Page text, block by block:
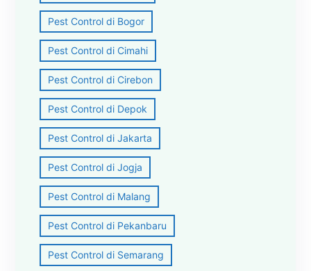
Pest Control di Bogor
Pest Control di Cimahi
Pest Control di Cirebon
Pest Control di Depok
Pest Control di Jakarta
Pest Control di Jogja
Pest Control di Malang
Pest Control di Pekanbaru
Pest Control di Semarang